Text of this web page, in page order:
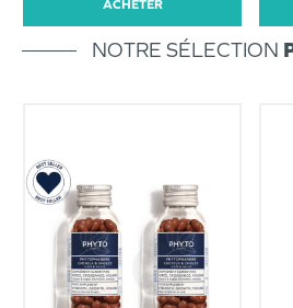
ACHETER
NOTRE SÉLECTION